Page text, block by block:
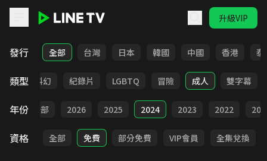
升級VIP
LINE TV - 電影
發行 全部 台灣 日本 韓國 中國 香港 泰
類型
劇情 科幻 紀錄片 LGBTQ 冒險 成人 雙字幕
年份 全部 2026 2025 2024 2023 2022
資格 全部 免費 部分免費 VIP會員 全集兌換